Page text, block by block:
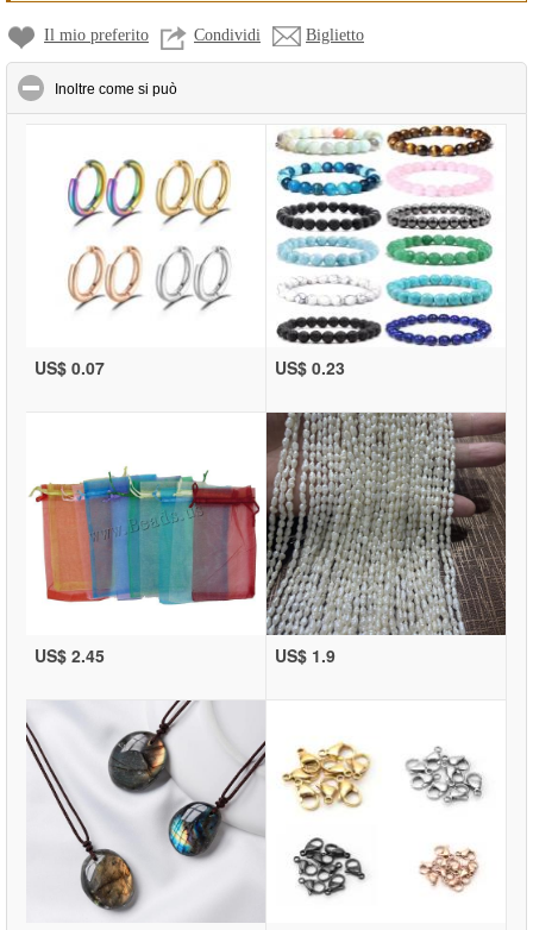
Il mio preferito Condividi Biglietto
Inoltre come si può
US$ 0.07 US$ 0.23
US$ 2.45 US$ 1.9